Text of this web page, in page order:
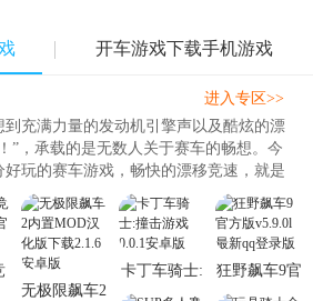
开车游戏下载手机游戏
充满力量的发动机引擎声以及酷炫的漂
”，承载的是无数人关于赛车的畅想。今
玩的赛车游戏，畅快的漂移竞速，就是
就是王牌竞速了，《王牌竞速》是一款
由网易重磅打造。玩家将化身赛车手，
级车厂的授权真车，也有众多超现实概
“王牌大招”，每台车拥..
进入专区>>
无极限飙车2
卡丁车骑士:
撞击游戏
狂野飙车9官
方版v5.9.0l